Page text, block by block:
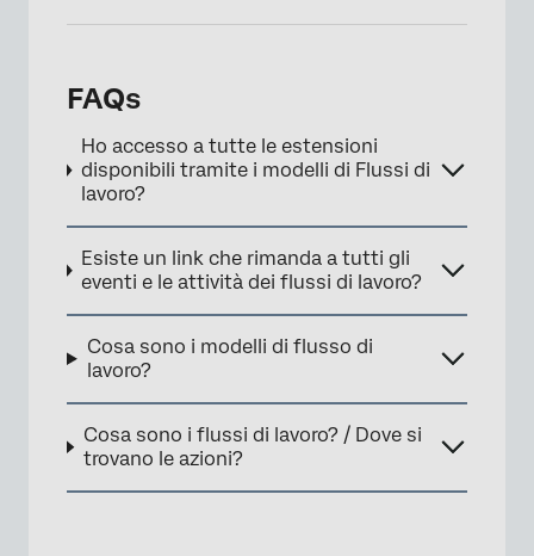
×
FAQs
Ho accesso a tutte le estensioni
disponibili tramite i modelli di Flussi di
lavoro?
Esiste un link che rimanda a tutti gli
eventi e le attività dei flussi di lavoro?
Cosa sono i modelli di flusso di
lavoro?
Cosa sono i flussi di lavoro? / Dove si
trovano le azioni?